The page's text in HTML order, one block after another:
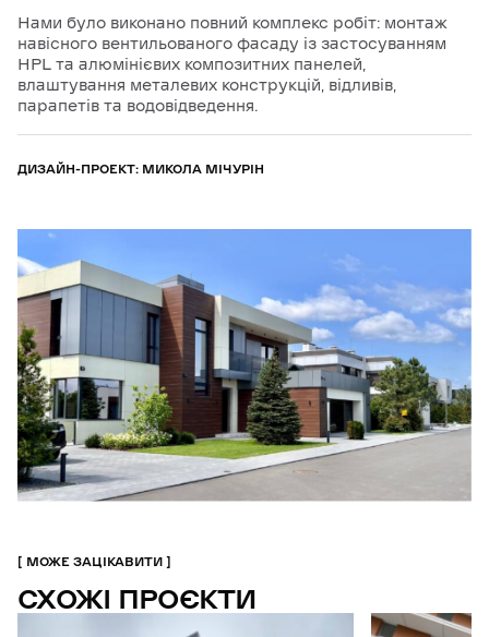
Нами було виконано повний комплекс робіт: монтаж
навісного вентильованого фасаду із застосуванням
HPL та алюмінієвих композитних панелей,
влаштування металевих конструкцій, відливів,
парапетів та водовідведення.
ДИЗАЙН-ПРОЕКТ: МИКОЛА МІЧУРІН
МОЖЕ ЗАЦІКАВИТИ
СХОЖІ ПРОЄКТИ